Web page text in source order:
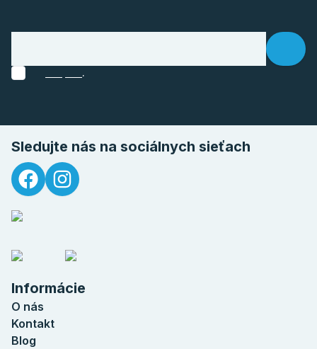
.
Sledujte nás na sociálnych sieťach
Informácie
O nás
Kontakt
Blog